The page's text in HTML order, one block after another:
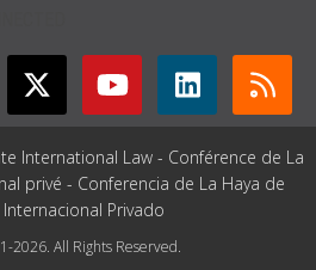
International Law - Conférence de La
privé - Conferencia de La Haya de
Privado
2026. All Rights Reserved.